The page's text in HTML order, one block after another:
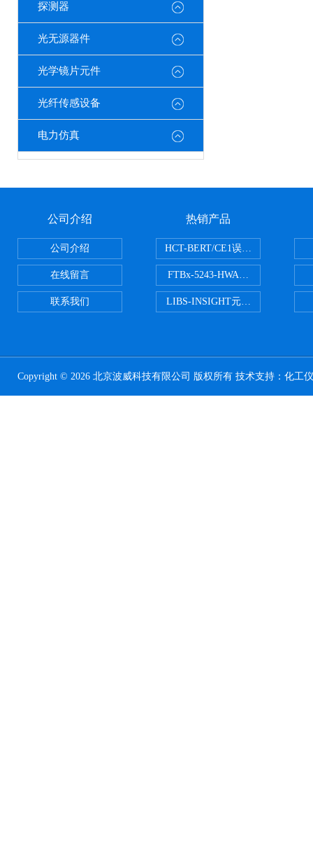
探测器
光无源器件
光学镜片元件
光纤传感设备
电力仿真
公司介绍
公司介绍
在线留言
联系我们
热销产品
HCT-BERT/CE1误码测试仪
FTBx-5243-HWA光谱分析仪
LIBS-INSIGHT元素光谱分析仪
Copyright © 2026 北京波威科技有限公司 版权所有 技术支持： 化工